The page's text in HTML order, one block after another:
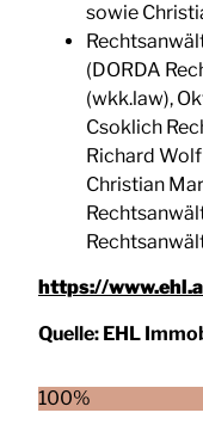
sowie
(DORDA
(wkk.law),
Csoklich
Richard
Christian
https://
Quelle: EHL
100%